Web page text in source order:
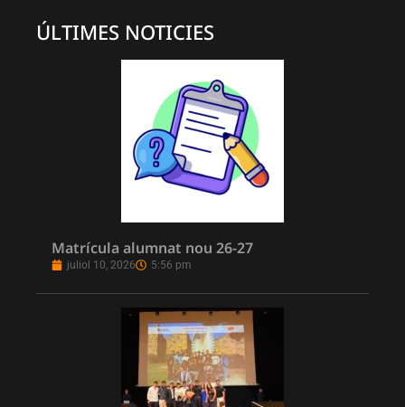
ÚLTIMES NOTICIES
Matrícula alumnat nou 26-27
juliol 10, 2026 5:56 pm